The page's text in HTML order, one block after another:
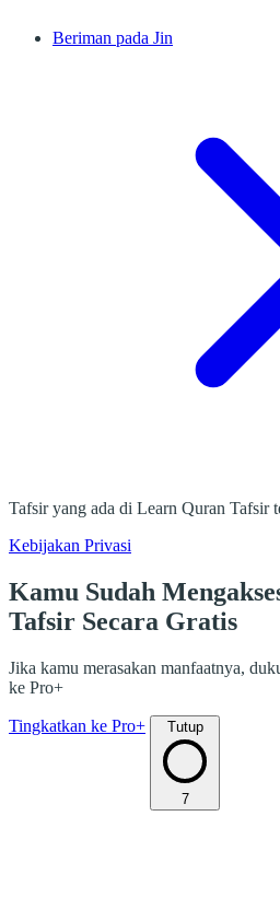
Beriman pada Jin
Tafsir yang ada di Learn Quran Tafsir
Kebijakan Privasi
Kamu Sudah
Tafsir Secara Gratis
Jika kamu merasakan manfaatnya,
ke Pro+
Tingkatkan ke Pro+ Tutup
7